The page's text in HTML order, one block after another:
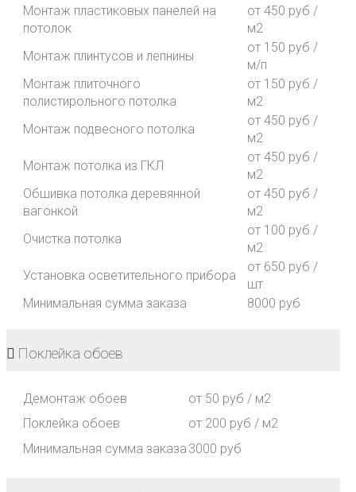
Монтаж пластиковых панелей на
потолок
от 450 руб /
м2
Монтаж плинтусов и лепнины
от 150 руб /
м/п
Монтаж плиточного
полистирольного потолка
от 150 руб /
м2
Монтаж подвесного потолка
от 450 руб /
м2
Монтаж потолка из ГКЛ
от 450 руб /
м2
Обшивка потолка деревянной
вагонкой
от 450 руб /
м2
Очистка потолка
от 100 руб /
м2
Установка осветительного прибора
от 650 руб /
шт.
Минимальная сумма заказа
8000 руб
Поклейка обоев
Демонтаж обоев
от 50 руб / м2
Поклейка обоев
от 200 руб / м2
Минимальная сумма заказа 3000 руб